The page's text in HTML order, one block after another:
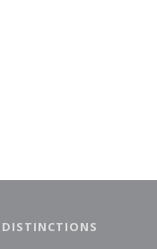
DISTINCTIONS